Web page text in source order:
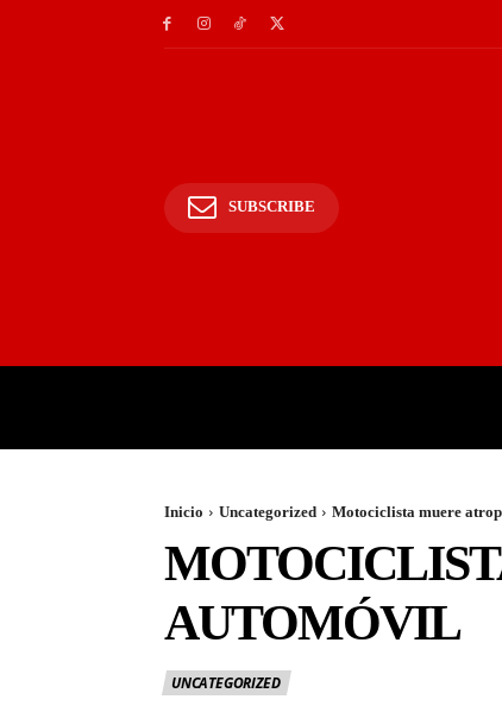
SUBSCRIBE
Inicio Uncategorized Motociclista muere
AUTOMÓVIL
UNCATEGORIZED